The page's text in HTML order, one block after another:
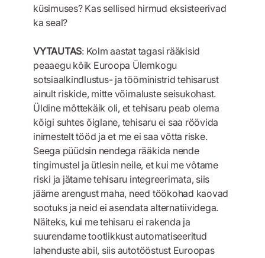
küsimuses? Kas sellised hirmud eksisteerivad
ka seal?
VYTAUTAS: Kolm aastat tagasi rääkisid
peaaegu kõik Euroopa Ülemkogu
sotsiaalkindlustus- ja tööministrid tehisarust
ainult riskide, mitte võimaluste seisukohast.
Üldine mõttekäik oli, et tehisaru peab olema
kõigi suhtes õiglane, tehisaru ei saa röövida
inimestelt tööd ja et me ei saa võtta riske.
Seega püüdsin nendega rääkida nende
tingimustel ja ütlesin neile, et kui me võtame
riski ja jätame tehisaru integreerimata, siis
jääme arengust maha, need töökohad kaovad
sootuks ja neid ei asendata alternatiividega.
Näiteks, kui me tehisaru ei rakenda ja
suurendame tootlikkust automatiseeritud
lahenduste abil, siis autotööstust Euroopas